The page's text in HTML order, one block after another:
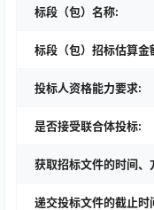
标段（包）名称:
标段（包）招标估算金
投标人资格能力要求:
是否接受联合体投标:
获取招标文件的时间
递交投标文件的截止时